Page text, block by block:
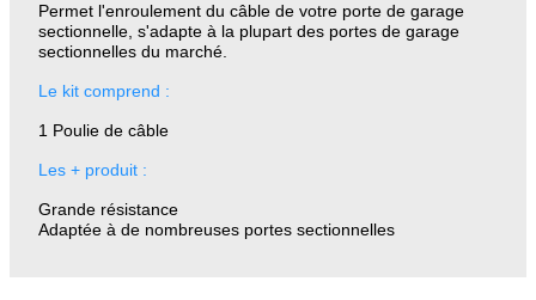
Permet l'enroulement du câble de votre porte de garage
sectionnelle, s'adapte à la plupart des portes de garage
sectionnelles du marché.
Le kit comprend :
1 Poulie de câble
Les + produit :
Grande résistance
Adaptée à de nombreuses portes sectionnelles